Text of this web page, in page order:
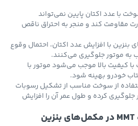
اکتان پایین نمی‌تواند
کند و منجر به احتراق ناقص
افزایش عدد اکتان، احتمال وقوع
جلوگیری می‌کنند.
بالا موجب می‌شود موتور با
بهینه شود.
از سوخت مناسب از تشکیل رسوبات
کرده و طول عمر آن را افزایش